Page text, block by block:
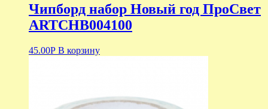
Чипборд набор Новый год ПроСвет
ARTCHB004100
45.00Р В корзину